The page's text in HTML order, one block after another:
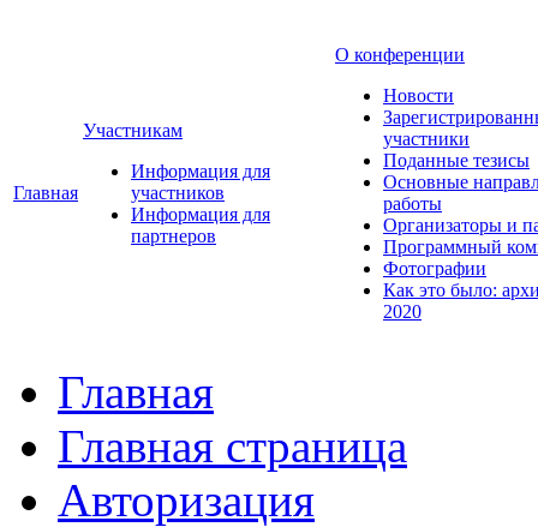
Главная
Участникам
Информация для
участников
Информация для
партнеров
О конференции
Новости
участники
Поданные тезисы
Основные
работы
Организаторы и
Программный
Фотографии
Как это было:
2020
Главная
Главная страница
Авторизация